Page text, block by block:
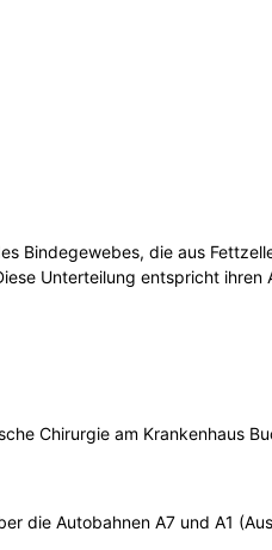
Bindegewebes, die aus
Unterteilung entspricht ihren
Chirurgie am Krankenhaus
die Autobahnen A7 und A1